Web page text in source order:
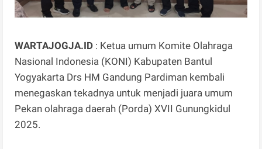
WARTAJOGJA.ID : Ketua umum Komite Olahraga
Nasional Indonesia (KONI) Kabupaten Bantul
Yogyakarta Drs HM Gandung Pardiman kembali
menegaskan tekadnya untuk menjadi juara umum
Pekan olahraga daerah (Porda) XVII Gunungkidul
2025.